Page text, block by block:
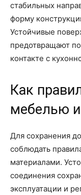
стабильных
форму
Устойчивые
предотвращают
контакте с
Как
мебелью
Для сохранения
соблюдать
материалами.
соединения
эксплуатации и